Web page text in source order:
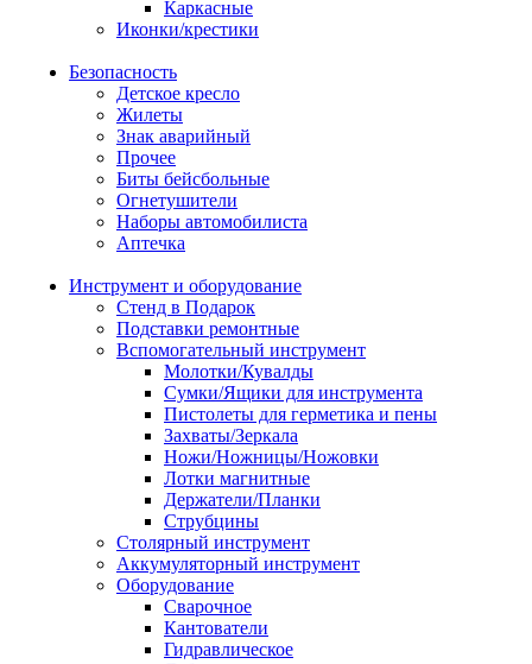
Каркасные
Иконки/крестики
Безопасность
Детское кресло
Жилеты
Знак аварийный
Прочее
Биты бейсбольные
Огнетушители
Наборы автомобилиста
Аптечка
Инструмент и оборудование
Стенд в Подарок
Подставки ремонтные
Вспомогательный инструмент
Молотки/Кувалды
Сумки/Ящики для инструмента
Пистолеты для герметика и пены
Захваты/Зеркала
Ножи/Ножницы/Ножовки
Лотки магнитные
Держатели/Планки
Струбцины
Столярный инструмент
Аккумуляторный инструмент
Оборудование
Сварочное
Кантователи
Гидравлическое